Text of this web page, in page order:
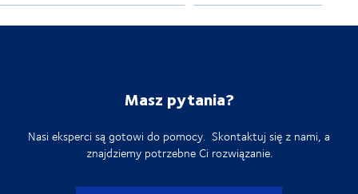
Masz pytania?
Nasi eksperci są gotowi do pomocy. Skontaktuj się z nami, a
znajdziemy potrzebne Ci rozwiązanie.